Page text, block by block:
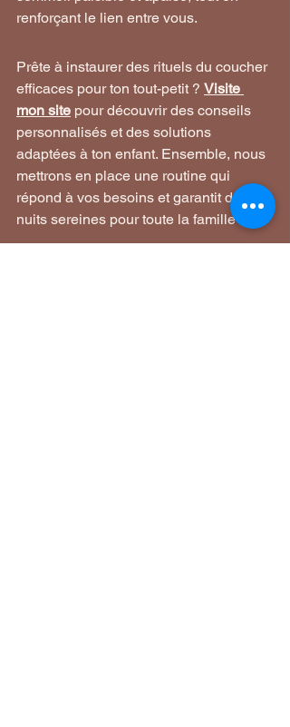
renforçant le lien entre vous.
Prête à instaurer des rituels du coucher
efficaces pour ton tout-petit ? Visite
mon site pour découvrir des conseils
personnalisés et des solutions
adaptées à ton enfant. Ensemble, nous
mettrons en place une routine qui
répond à vos besoins et garantit des
nuits sereines pour toute la famille !